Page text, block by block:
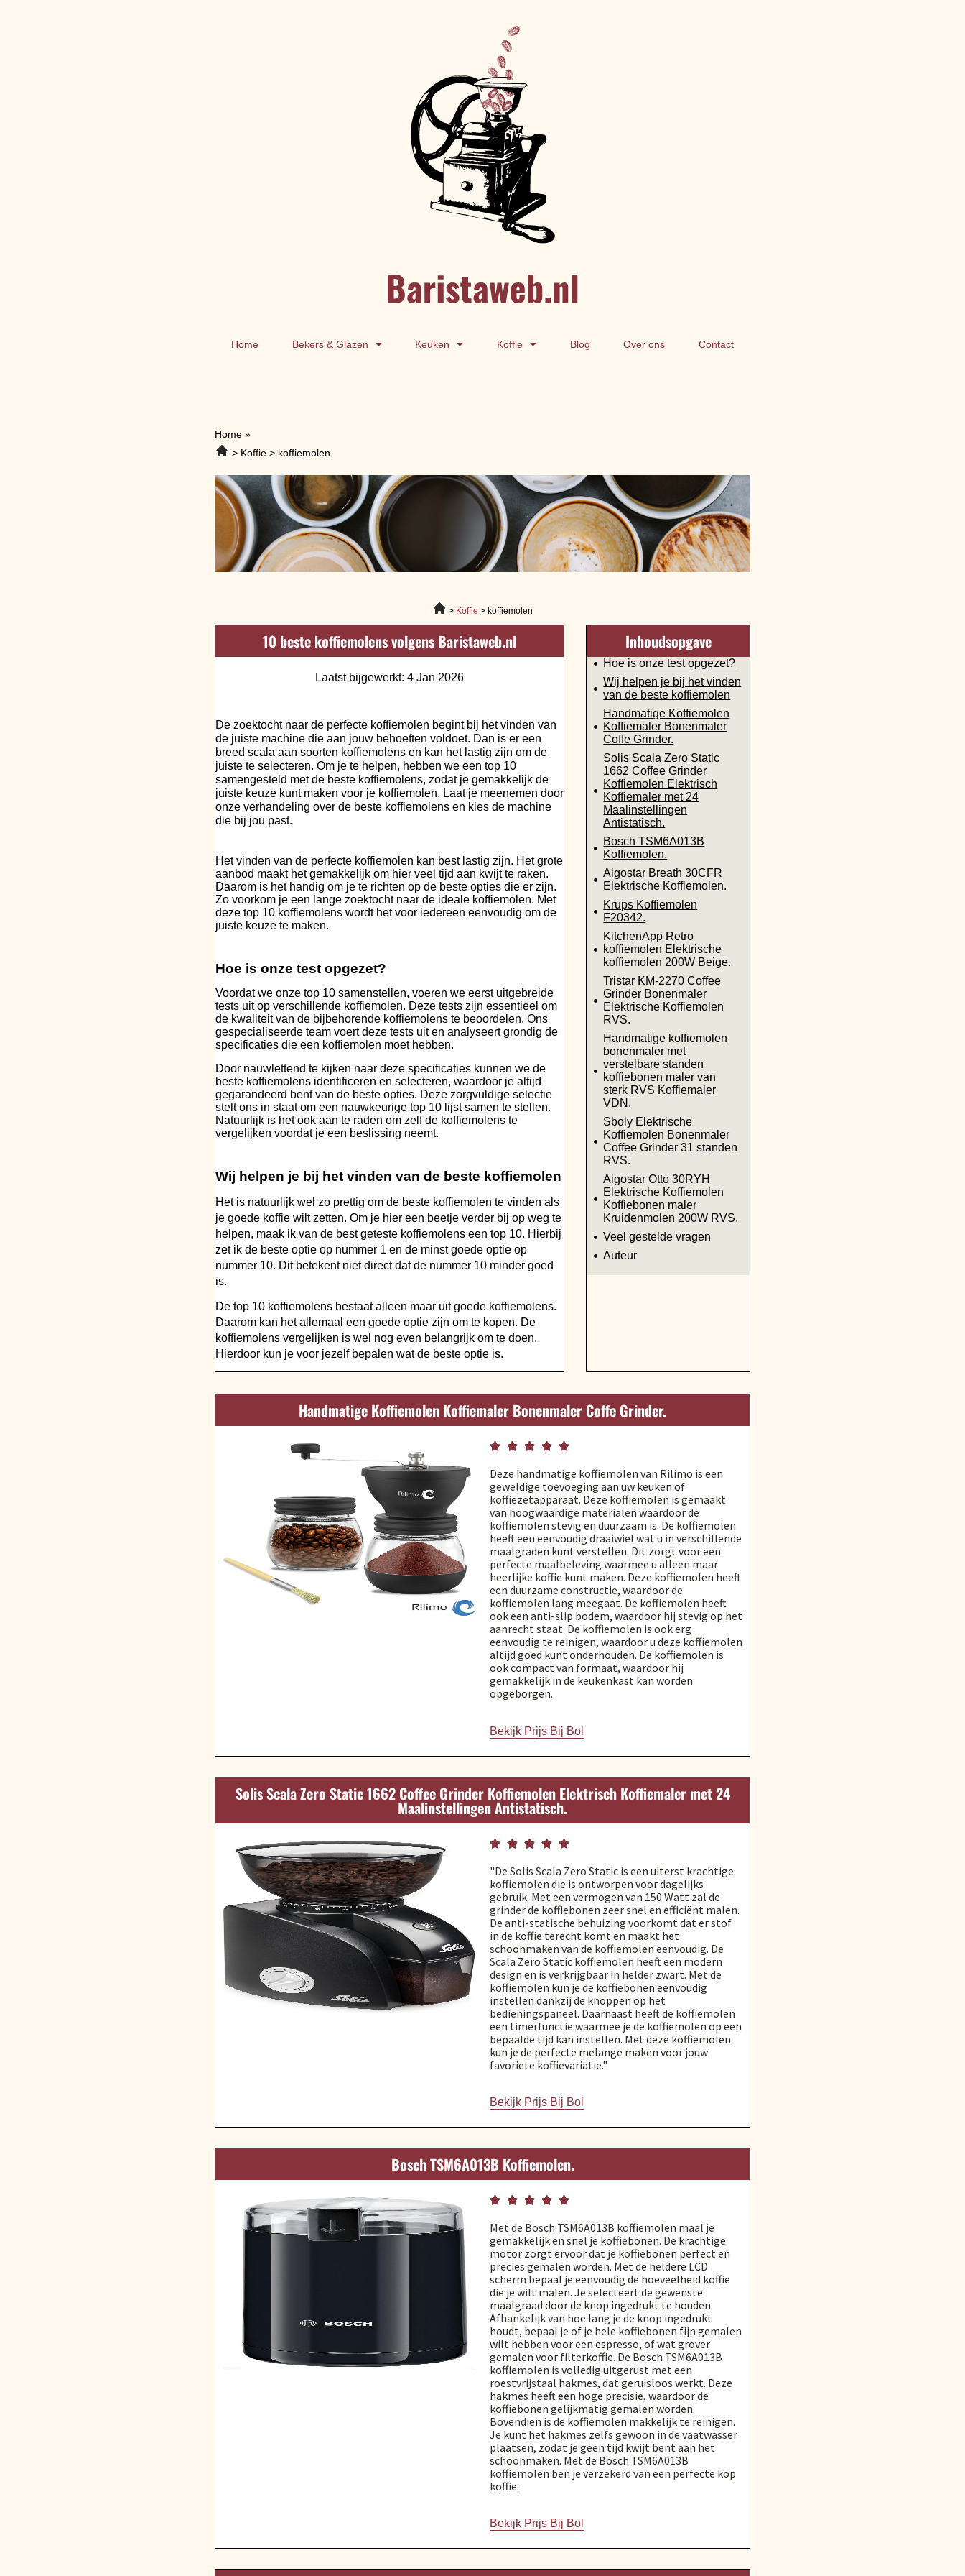
Home Bekers & Glazen Keuken Koffie Blog Over ons Contact
Home »
Koffie
koffiemolen
Koffie koffiemolen
10 beste koffiemolens volgens Baristaweb.nl
Laatst bijgewerkt: 4 Jan 2026
De zoektocht naar de perfecte koffiemolen begint bij het vinden van
de juiste machine die aan jouw behoeften voldoet. Dan is er een
breed scala aan soorten koffiemolens en kan het lastig zijn om de
juiste te selecteren. Om je te helpen, hebben we een top 10
samengesteld met de beste koffiemolens, zodat je gemakkelijk de
juiste keuze kunt maken voor je koffiemolen. Laat je meenemen door
onze verhandeling over de beste koffiemolens en kies de machine
die bij jou past.
Het vinden van de perfecte koffiemolen kan best lastig zijn. Het grote
aanbod maakt het gemakkelijk om hier veel tijd aan kwijt te raken.
Daarom is het handig om je te richten op de beste opties die er zijn.
Zo voorkom je een lange zoektocht naar de ideale koffiemolen. Met
deze top 10 koffiemolens wordt het voor iedereen eenvoudig om de
juiste keuze te maken.
Hoe is onze test opgezet?
Voordat we onze top 10 samenstellen, voeren we eerst uitgebreide
tests uit op verschillende koffiemolen. Deze tests zijn essentieel om
de kwaliteit van de bijbehorende koffiemolens te beoordelen. Ons
gespecialiseerde team voert deze tests uit en analyseert grondig de
specificaties die een koffiemolen moet hebben.
Door nauwlettend te kijken naar deze specificaties kunnen we de
beste koffiemolens identificeren en selecteren, waardoor je altijd
gegarandeerd bent van de beste opties. Deze zorgvuldige selectie
stelt ons in staat om een nauwkeurige top 10 lijst samen te stellen.
Natuurlijk is het ook aan te raden om zelf de koffiemolens te
vergelijken voordat je een beslissing neemt.
Wij helpen je bij het vinden van de beste koffiemolen
Het is natuurlijk wel zo prettig om de beste koffiemolen te vinden als
je goede koffie wilt zetten. Om je hier een beetje verder bij op weg te
helpen, maak ik van de best geteste koffiemolens een top 10. Hierbij
zet ik de beste optie op nummer 1 en de minst goede optie op
nummer 10. Dit betekent niet direct dat de nummer 10 minder goed
is.
De top 10 koffiemolens bestaat alleen maar uit goede koffiemolens.
Daarom kan het allemaal een goede optie zijn om te kopen. De
koffiemolens vergelijken is wel nog even belangrijk om te doen.
Hierdoor kun je voor jezelf bepalen wat de beste optie is.
Inhoudsopgave
Hoe is onze test opgezet?
Wij helpen je bij het vinden
van de beste koffiemolen
Handmatige Koffiemolen
Koffiemaler Bonenmaler
Coffe Grinder.
Solis Scala Zero Static
1662 Coffee Grinder
Koffiemolen Elektrisch
Koffiemaler met 24
Maalinstellingen
Antistatisch.
Bosch TSM6A013B
Koffiemolen.
Aigostar Breath 30CFR
Elektrische Koffiemolen.
Krups Koffiemolen
F20342.
KitchenApp Retro
koffiemolen Elektrische
koffiemolen 200W Beige.
Tristar KM-2270 Coffee
Grinder Bonenmaler
Elektrische Koffiemolen
RVS.
Handmatige koffiemolen
bonenmaler met
verstelbare standen
koffiebonen maler van
sterk RVS Koffiemaler
VDN.
Sboly Elektrische
Koffiemolen Bonenmaler
Coffee Grinder 31 standen
RVS.
Aigostar Otto 30RYH
Elektrische Koffiemolen
Koffiebonen maler
Kruidenmolen 200W RVS.
Veel gestelde vragen
Auteur
Handmatige Koffiemolen Koffiemaler Bonenmaler Coffe Grinder.
    
Deze handmatige koffiemolen van Rilimo is een
geweldige toevoeging aan uw keuken of
koffiezetapparaat. Deze koffiemolen is gemaakt
van hoogwaardige materialen waardoor de
koffiemolen stevig en duurzaam is. De koffiemolen
heeft een eenvoudig draaiwiel wat u in verschillende
maalgraden kunt verstellen. Dit zorgt voor een
perfecte maalbeleving waarmee u alleen maar
heerlijke koffie kunt maken. Deze koffiemolen heeft
een duurzame constructie, waardoor de
koffiemolen lang meegaat. De koffiemolen heeft
ook een anti-slip bodem, waardoor hij stevig op het
aanrecht staat. De koffiemolen is ook erg
eenvoudig te reinigen, waardoor u deze koffiemolen
altijd goed kunt onderhouden. De koffiemolen is
ook compact van formaat, waardoor hij
gemakkelijk in de keukenkast kan worden
opgeborgen.
Bekijk Prijs Bij Bol
Solis Scala Zero Static 1662 Coffee Grinder Koffiemolen Elektrisch Koffiemaler met 24
Maalinstellingen Antistatisch.
    
"De Solis Scala Zero Static is een uiterst krachtige
koffiemolen die is ontworpen voor dagelijks
gebruik. Met een vermogen van 150 Watt zal de
grinder de koffiebonen zeer snel en efficiënt malen.
De anti-statische behuizing voorkomt dat er stof
in de koffie terecht komt en maakt het
schoonmaken van de koffiemolen eenvoudig. De
Scala Zero Static koffiemolen heeft een modern
design en is verkrijgbaar in helder zwart. Met de
koffiemolen kun je de koffiebonen eenvoudig
instellen dankzij de knoppen op het
bedieningspaneel. Daarnaast heeft de koffiemolen
een timerfunctie waarmee je de koffiemolen op een
bepaalde tijd kan instellen. Met deze koffiemolen
kun je de perfecte melange maken voor jouw
favoriete koffievariatie.".
Bekijk Prijs Bij Bol
Bosch TSM6A013B Koffiemolen.
    
Met de Bosch TSM6A013B koffiemolen maal je
gemakkelijk en snel je koffiebonen. De krachtige
motor zorgt ervoor dat je koffiebonen perfect en
precies gemalen worden. Met de heldere LCD
scherm bepaal je eenvoudig de hoeveelheid koffie
die je wilt malen. Je selecteert de gewenste
maalgraad door de knop ingedrukt te houden.
Afhankelijk van hoe lang je de knop ingedrukt
houdt, bepaal je of je hele koffiebonen fijn gemalen
wilt hebben voor een espresso, of wat grover
gemalen voor filterkoffie. De Bosch TSM6A013B
koffiemolen is volledig uitgerust met een
roestvrijstaal hakmes, dat geruisloos werkt. Deze
hakmes heeft een hoge precisie, waardoor de
koffiebonen gelijkmatig gemalen worden.
Bovendien is de koffiemolen makkelijk te reinigen.
Je kunt het hakmes zelfs gewoon in de vaatwasser
plaatsen, zodat je geen tijd kwijt bent aan het
schoonmaken. Met de Bosch TSM6A013B
koffiemolen ben je verzekerd van een perfecte kop
koffie.
Bekijk Prijs Bij Bol